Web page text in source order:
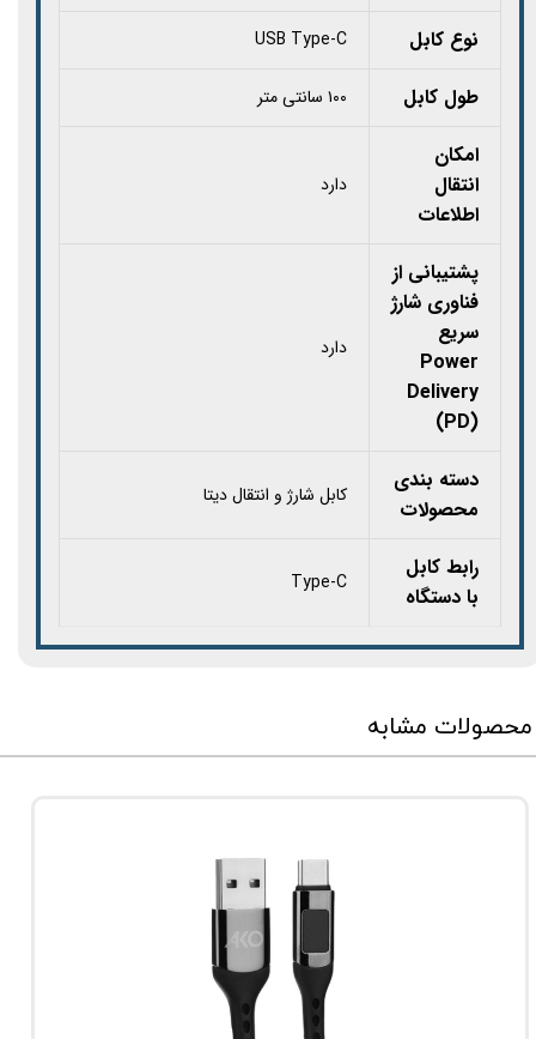
نوع کابل‏‏ USB Type-C
طول کابل ۱۰۰ سانتی متر
امکان
انتقال
اطلاعات
دارد
پشتیبانی از
فناوری شارژ
سریع
Power
Delivery
(PD)
دارد
دسته بندی
محصولات
کابل شارژ و انتقال دیتا
رابط کابل
با دستگاه
Type-C
محصولات مشابه